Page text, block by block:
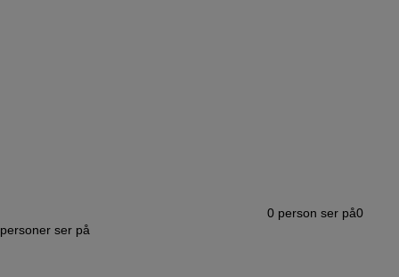
0 person ser på0
personer ser på